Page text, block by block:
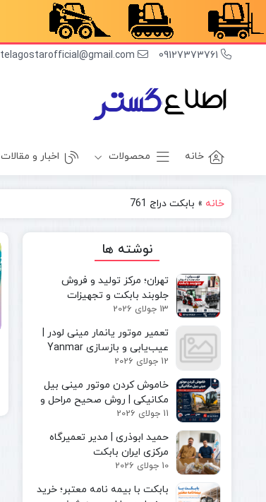
09127373761
ettelagostarofficial@gmail.com
خانه محصولات
مکانیکی
مینی بیل
مکانیکی
بابکت
بابکت
فوریوز
بابکت
دراج
رفسنجان
اخبار و مقالات
خانه » بابکت دراج 761
نوشته ها
تهران؛ مرکز تولید و فروش
جلوبند بابکت و تجهیزات
مینی‌لودر در ایران
13 جولای 2026
تعمیر موتور یانمار مینی لودر |
عیب‌یابی و بازسازی Yanmar
Engine
12 جولای 2026
خاموش کردن موتور مینی بیل
مکانیکی | روش صحیح مراحل و
ایمن توقف دستگاه
11 جولای 2026
حمید ابوذری | مدیر تعمیرگاه
مرکزی ایران بابکت
10 جولای 2026
بابکت با بیمه‌ نامه معتبر؛ خرید